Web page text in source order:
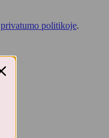
privatumo politikoje.